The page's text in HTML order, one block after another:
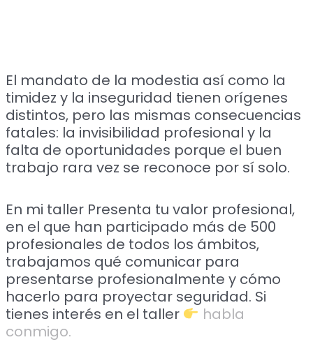
El mandato de la modestia así como la
timidez y la inseguridad tienen orígenes
distintos, pero las mismas consecuencias
fatales: la invisibilidad profesional y la
falta de oportunidades porque el buen
trabajo rara vez se reconoce por sí solo.
En mi taller Presenta tu valor profesional,
en el que han participado más de 500
profesionales de todos los ámbitos,
trabajamos qué comunicar para
presentarse profesionalmente y cómo
hacerlo para proyectar seguridad. Si
tienes interés en el taller
habla
conmigo.